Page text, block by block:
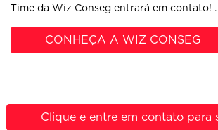
Time da Wiz Conseg entrará em contato! .
CONHEÇA A WIZ CONSEG
Clique e entre em contato para